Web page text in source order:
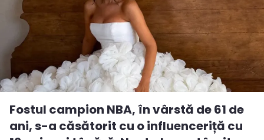
Fostul campion NBA, în vârstă de 61 de
ani, s-a căsătorit cu o influenceriță cu